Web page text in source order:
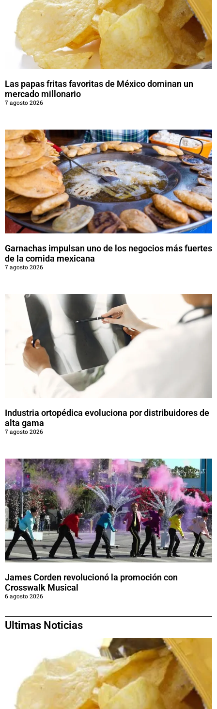
Las papas fritas favoritas de México dominan un
mercado millonario
7 agosto 2026
Garnachas impulsan uno de los negocios más fuertes
de la comida mexicana
7 agosto 2026
Industria ortopédica evoluciona por distribuidores de
alta gama
7 agosto 2026
James Corden revolucionó la promoción con
Crosswalk Musical
6 agosto 2026
Ultimas Noticias